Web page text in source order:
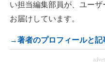
モノづくり技術者専門サイト
エレクトロニクス専門サイト
い担当編集部員が、ユー
お届けしています。
→著者のプロフィールと記